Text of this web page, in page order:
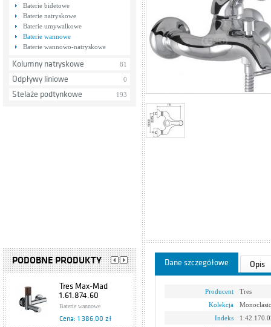
Baterie bidetowe
Baterie natryskowe
Baterie umywalkowe
Baterie wannowe
Baterie wannowo-natryskowe
Kolumny natryskowe 81
Odpływy liniowe 0
Stelaże podtynkowe 193
PODOBNE PRODUKTY
Tres Max-Mad
1.61.874.60
Baterie wannowe
Cena: 1 386,00 zł
Dane szczegółowe Opis
Producent
Tres
Kolekcja
Indeks